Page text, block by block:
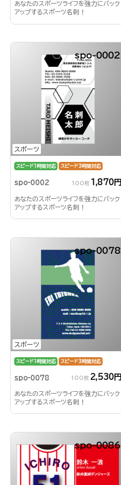
あなたのスポーツライフを強力にバック
アップするスポーツ名刺！
スポーツ
spo-0002
スピード1時間対応 スピード3時間対応
spo-0002 100枚 1,870円
あなたのスポーツライフを強力にバック
アップするスポーツ名刺！
スポーツ
spo-0078
スピード1時間対応 スピード3時間対応
spo-0078 100枚 2,530円
あなたのスポーツライフを強力にバック
アップするスポーツ名刺！
spo-0086